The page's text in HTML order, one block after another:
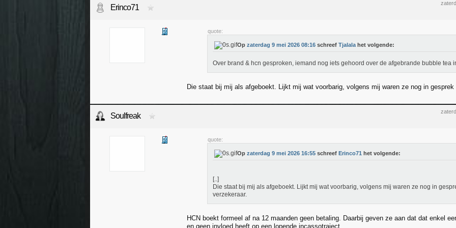
Erinco71
quote:
Op zaterdag 9 mei 2026 08:16 schreef Tjalala het volgende:
Over brand & hcn gesproken, iemand nog iets gehoord over de afgebrande bubble tea
Die staat bij mij als afgeboekt. Lijkt mij wat voorbarig, volgens mij waren ze nog in
Soulfreak
quote:
Op zaterdag 9 mei 2026 16:55 schreef Erinco71 het volgende:
[..]
Die staat bij mij als afgeboekt. Lijkt mij wat voorbarig, volgens mij waren ze nog in
verzekeraar.
HCN boekt formeel af na 12 maanden geen betaling. Daarbij geven ze aan dat dat enkel
en geen invloed heeft op een lopende incassotraject.